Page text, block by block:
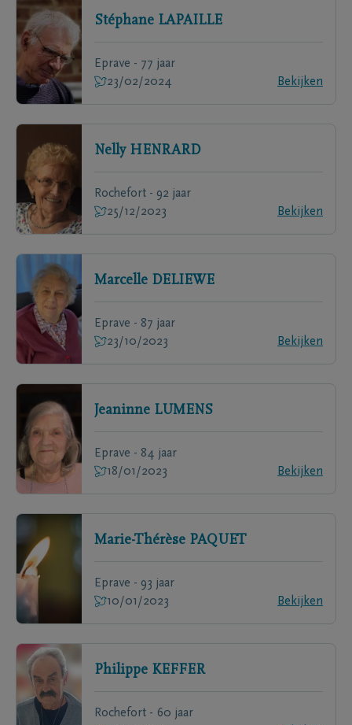
Stéphane LAPAILLE
Eprave - 77 jaar
23/02/2024
Bekijken
Nelly HENRARD
Rochefort - 92 jaar
25/12/2023
Bekijken
Marcelle DELIEWE
Eprave - 87 jaar
23/10/2023
Bekijken
Jeaninne LUMENS
Eprave - 84 jaar
18/01/2023
Bekijken
Marie-Thérèse PAQUET
Eprave - 93 jaar
10/01/2023
Bekijken
Philippe KEFFER
Rochefort - 60 jaar